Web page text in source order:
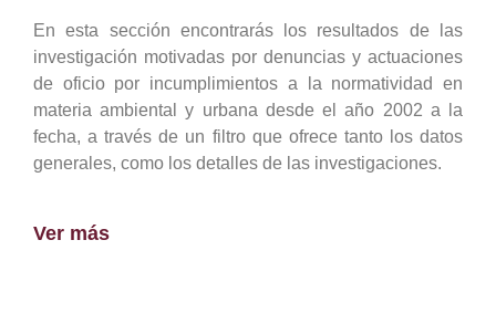
En esta sección encontrarás los resultados de las
investigación motivadas por denuncias y actuaciones
de oficio por incumplimientos a la normatividad en
materia ambiental y urbana desde el año 2002 a la
fecha, a través de un filtro que ofrece tanto los datos
generales, como los detalles de las investigaciones.
Ver más